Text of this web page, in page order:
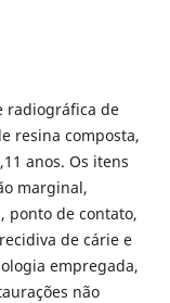
radiográfica de
resina composta,
anos. Os itens
marginal,
ponto de contato,
de cárie e
empregada,
não